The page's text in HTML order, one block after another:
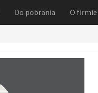
Do pobrania O firmie